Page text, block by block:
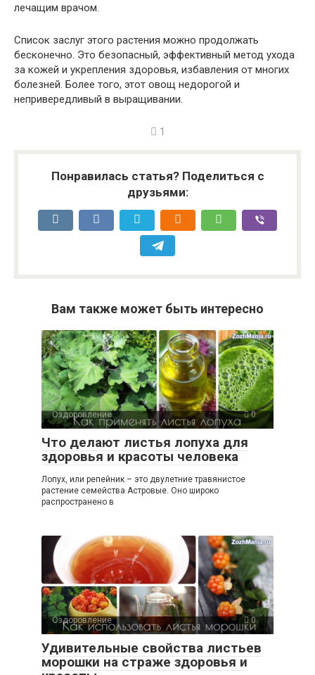
лечащим врачом.
Список заслуг этого растения можно продолжать
бесконечно. Это безопасный, эффективный метод ухода
за кожей и укрепления здоровья, избавления от многих
болезней. Более того, этот овощ недорогой и
непривередливый в выращивании.
1
Понравилась статья? Поделиться с
друзьями:
Вам также может быть интересно
Оздоровление 0
Что делают листья лопуха для
здоровья и красоты человека
Лопух, или репейник – это двулетние травянистое
растение семейства Астровые. Оно широко
распространено в
Оздоровление 0
Удивительные свойства листьев
морошки на страже здоровья и